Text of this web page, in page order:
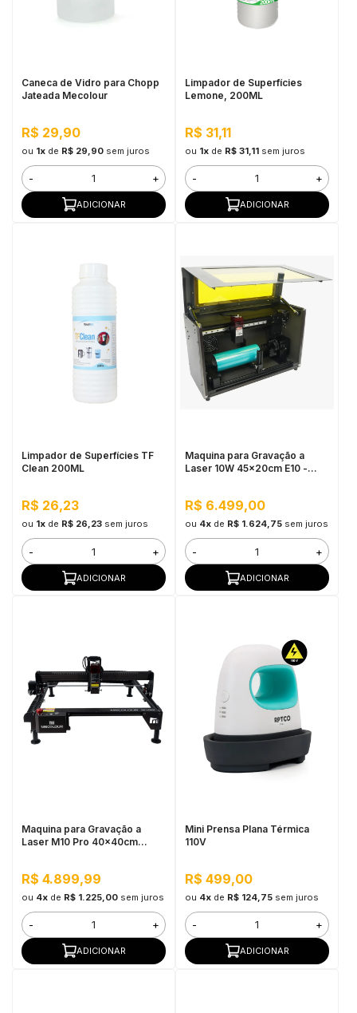
Caneca de Vidro para Chopp
Jateada Mecolour
R$ 29,90
ou 1xde R$ 29,90 sem juros
- +
ADICIONAR
Limpador de Superfícies
Lemone, 200ML
R$ 31,11
ou 1xde R$ 31,11 sem juros
- +
ADICIONAR
Limpador de Superfícies TF
Clean 200ML
R$ 26,23
ou 1xde R$ 26,23 sem juros
- +
ADICIONAR
Maquina para Gravação a
Laser 10W 45x20cm E10 -
R$ 6.499,00
ou 4xde R$ 1.624,75 sem juros
- +
ADICIONAR
Maquina para Gravação a
Laser M10 Pro 40x40cm
R$ 4.899,99
ou 4xde R$ 1.225,00 sem juros
- +
ADICIONAR
Mini Prensa Plana Térmica
110V
R$ 499,00
ou 4xde R$ 124,75 sem juros
- +
ADICIONAR